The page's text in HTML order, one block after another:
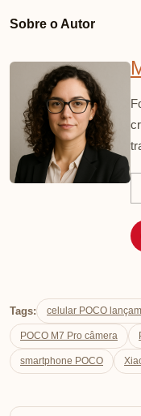
Sobre o Autor
Tags: celular POCO
POCO M7 Pro câmera
smartphone POCO